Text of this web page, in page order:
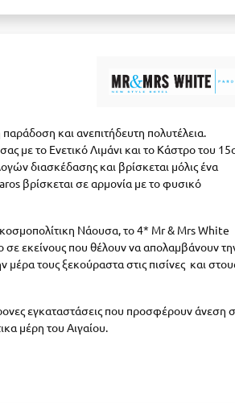
και ανεπιτήδευτη πολυτέλεια.
με το Eνετικό Λιμάνι και το Κάστρο του
διασκέδασης και βρίσκεται μόλις ένα
βρίσκεται σε αρμονία με το φυσικό
Νάουσα, το 4* Mr & Mrs White
σε εκείνους που θέλουν να απολαμβάνουν
τους ξεκούραστα στις πισίνες και
εγκαταστάσεις που προσφέρουν άνεση
μέρη του Αιγαίου.